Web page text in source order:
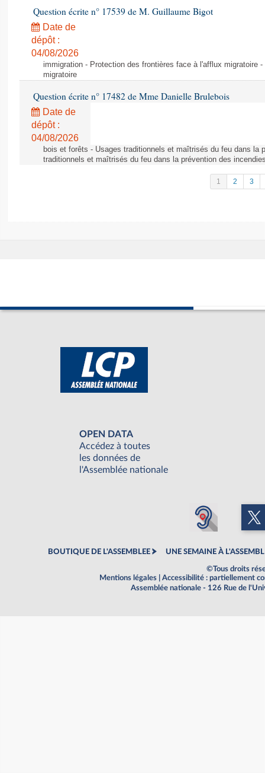
Question écrite n° 17539 de M. Guillaume Bigot
Date de
dépôt :
04/08/2026
immigration - Protection des frontières face à l'afflux migratoire
migratoire
Question écrite n° 17482 de Mme Danielle Brulebois
Date de
dépôt :
04/08/2026
bois et forêts - Usages traditionnels et maîtrisés du feu dans la
traditionnels et maîtrisés du feu dans la prévention des
1 2 3
OPEN DATA
Accédez à toutes
les données de
l'Assemblée nationale
BOUTIQUE DE L'ASSEMBLEE UNE SEMAINE À
©Tous droits
Mentions légales
Accessibilité : partiellement
Assemblée nationale - 126 Rue de